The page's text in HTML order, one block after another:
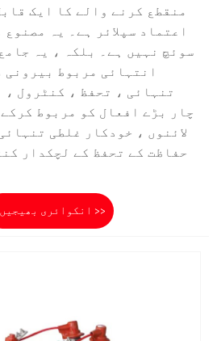
اعتماد سپلائر ہے۔ یہ
سوئچ نہیں ہے۔ بلکہ ، یہ
انتہائی مربوط
تنہائی ، تحفظ ، کنٹرول
چار بڑے افعال کو مربوط
لائنوں ، خودکار غلطی
حفاظت کے تحفظ کے لچکدار
انکوائری بھیجیں۔ >>